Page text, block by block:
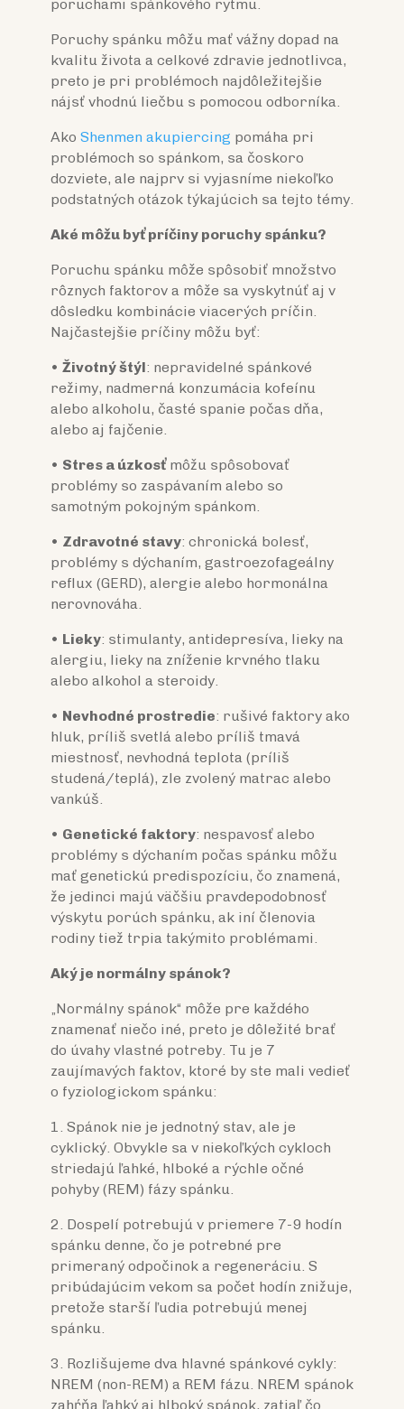
poruchami spánkového rytmu.
Poruchy spánku môžu mať vážny dopad na
kvalitu života a celkové zdravie jednotlivca,
preto je pri problémoch najdôležitejšie
nájsť vhodnú liečbu s pomocou odborníka.
Ako Shenmen akupiercing pomáha pri
problémoch so spánkom, sa čoskoro
dozviete, ale najprv si vyjasníme niekoľko
podstatných otázok týkajúcich sa tejto témy.
Aké môžu byťpríčiny poruchy spánku?
Poruchu spánku môže spôsobiť množstvo
rôznych faktorov a môže sa vyskytnúť aj v
dôsledku kombinácie viacerých príčin.
Najčastejšie príčiny môžu byť:
• Životný štýl: nepravidelné spánkové
režimy, nadmerná konzumácia kofeínu
alebo alkoholu, časté spanie počas dňa,
alebo aj fajčenie.
• Stres a úzkosťmôžu spôsobovať
problémy so zaspávaním alebo so
samotným pokojným spánkom.
• Zdravotné stavy: chronická bolesť,
problémy s dýchaním, gastroezofageálny
reflux (GERD), alergie alebo hormonálna
nerovnováha.
• Lieky: stimulanty, antidepresíva, lieky na
alergiu, lieky na zníženie krvného tlaku
alebo alkohol a steroidy.
• Nevhodné prostredie: rušivé faktory ako
hluk, príliš svetlá alebo príliš tmavá
miestnosť, nevhodná teplota (príliš
studená/teplá), zle zvolený matrac alebo
vankúš.
• Genetické faktory: nespavosť alebo
problémy s dýchaním počas spánku môžu
mať genetickú predispozíciu, čo znamená,
že jedinci majú väčšiu pravdepodobnosť
výskytu porúch spánku, ak iní členovia
rodiny tiež trpia takýmito problémami.
Aký je normálny spánok?
„Normálny spánok“ môže pre každého
znamenať niečo iné, preto je dôležité brať
do úvahy vlastné potreby. Tu je 7
zaujímavých faktov, ktoré by ste mali vedieť
o fyziologickom spánku:
1. Spánok nie je jednotný stav, ale je
cyklický. Obvykle sa v niekoľkých cykloch
striedajú ľahké, hlboké a rýchle očné
pohyby (REM) fázy spánku.
2. Dospelí potrebujú v priemere 7-9 hodín
spánku denne, čo je potrebné pre
primeraný odpočinok a regeneráciu. S
pribúdajúcim vekom sa počet hodín znižuje,
pretože starší ľudia potrebujú menej
spánku.
3. Rozlišujeme dva hlavné spánkové cykly:
NREM (non-REM) a REM fázu. NREM spánok
zahŕňa ľahký aj hlboký spánok, zatiaľ čo